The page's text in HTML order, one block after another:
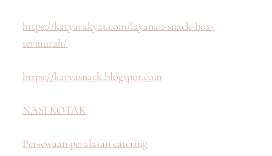
https://karyarakyat.com/layanan-snack-box-
termurah/
https://karyasnack.blogspot.com
NASI KOTAK
Persewaan peralatan catering